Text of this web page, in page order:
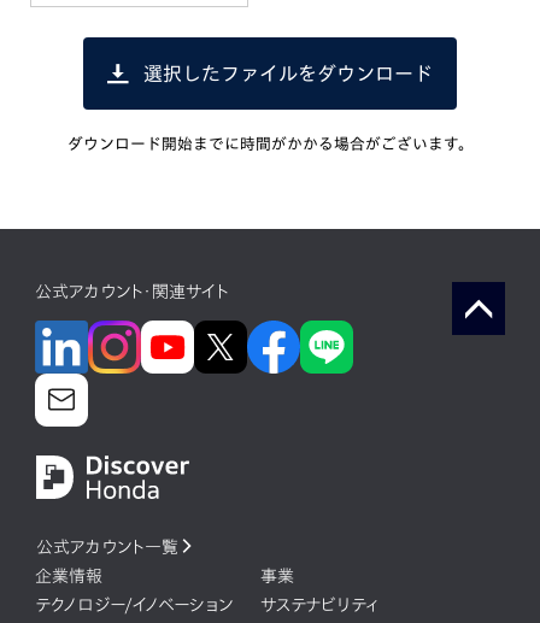
選択したファイルをダウンロード
ダウンロード開始までに時間がかかる場合がございます。
公式アカウント・関連サイト
公式アカウント一覧
企業情報
事業
テクノロジー/イノベーション
サステナビリティ